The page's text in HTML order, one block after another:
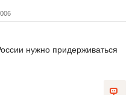
нужно придерживаться